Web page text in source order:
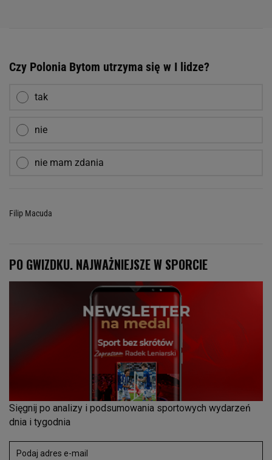
Czy Polonia Bytom utrzyma się w I lidze?
tak
nie
nie mam zdania
Filip Macuda